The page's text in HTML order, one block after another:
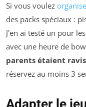
Si vous voulez
des packs spéciaux :
J'en ai testé un pour
avec une heure de
parents étaient
réservez au moins 3